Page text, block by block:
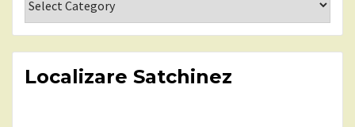
Localizare Satchinez